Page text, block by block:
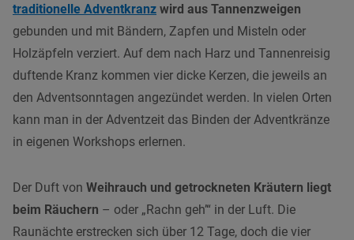
traditionelle Adventkranz wird aus Tannenzweigen
gebunden und mit Bändern, Zapfen und Misteln oder
Holzäpfeln verziert. Auf dem nach Harz und Tannenreisig
duftende Kranz kommen vier dicke Kerzen, die jeweils an
den Adventsonntagen angezündet werden. In vielen Orten
kann man in der Adventzeit das Binden der Adventkränze
in eigenen Workshops erlernen.
Der Duft von Weihrauch und getrockneten Kräutern liegt
beim Räuchern – oder „Rachn geh’“ in der Luft. Die
Raunächte erstrecken sich über 12 Tage, doch die vier